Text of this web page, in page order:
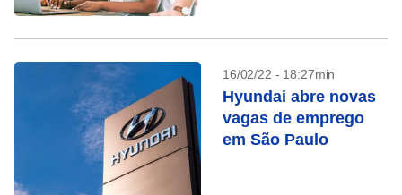
16/02/22 - 18:27min
Hyundai abre novas
vagas de emprego
em São Paulo